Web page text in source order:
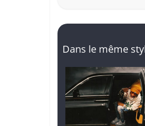
Dans le même